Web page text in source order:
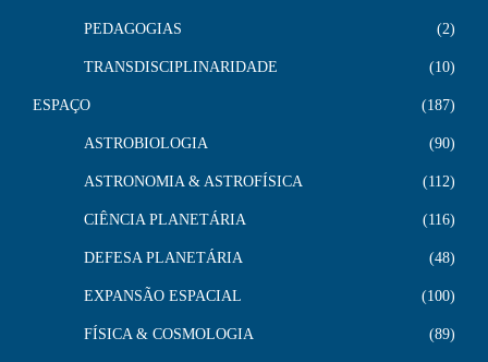
PEDAGOGIAS 2
TRANSDISCIPLINARIDADE 10
ESPAÇO 187
ASTROBIOLOGIA 90
ASTRONOMIA & ASTROFÍSICA 112
CIÊNCIA PLANETÁRIA 116
DEFESA PLANETÁRIA 48
EXPANSÃO ESPACIAL 100
FÍSICA & COSMOLOGIA 89